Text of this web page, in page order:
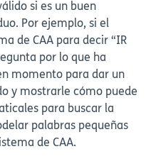
si es un buen
Por ejemplo, si el
de CAA para decir “IR
por lo que ha
momento para dar un
y mostrarle cómo puede
para buscar la
palabras pequeñas
de CAA.